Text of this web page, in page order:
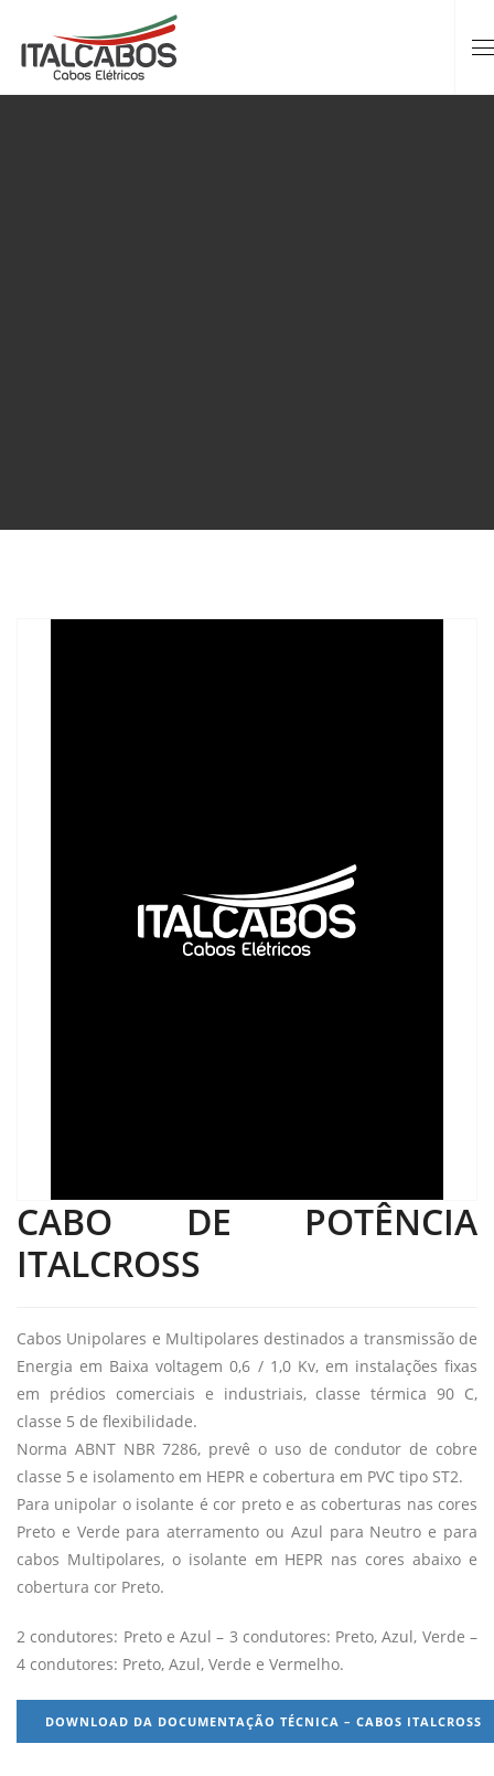
CABO DE POTÊNCIA
ITALCROSS
Cabos Unipolares e Multipolares destinados a transmissão de
Energia em Baixa voltagem 0,6 / 1,0 Kv, em instalações fixas
em prédios comerciais e industriais, classe térmica 90 C,
classe 5 de flexibilidade.
Norma ABNT NBR 7286, prevê o uso de condutor de cobre
classe 5 e isolamento em HEPR e cobertura em PVC tipo ST2.
Para unipolar o isolante é cor preto e as coberturas nas cores
Preto e Verde para aterramento ou Azul para Neutro e para
cabos Multipolares, o isolante em HEPR nas cores abaixo e
cobertura cor Preto.
2 condutores: Preto e Azul – 3 condutores: Preto, Azul, Verde –
4 condutores: Preto, Azul, Verde e Vermelho.
DOWNLOAD DA DOCUMENTAÇÃO TÉCNICA – CABOS ITALCROSS